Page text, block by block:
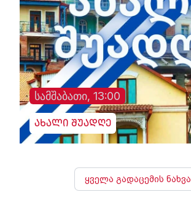
სამშაბათი, 13:00
ახალი შუადღე
ყველა გადაცემის ნახვა